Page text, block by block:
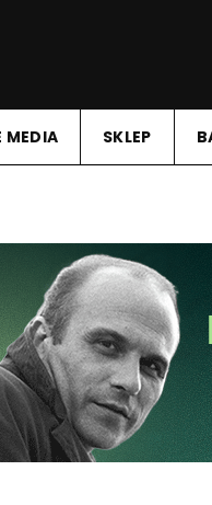
MEDIA SKLEP